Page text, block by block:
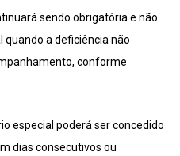
sendo obrigatória e não
quando a deficiência não
conforme
especial poderá ser concedido
dias consecutivos ou